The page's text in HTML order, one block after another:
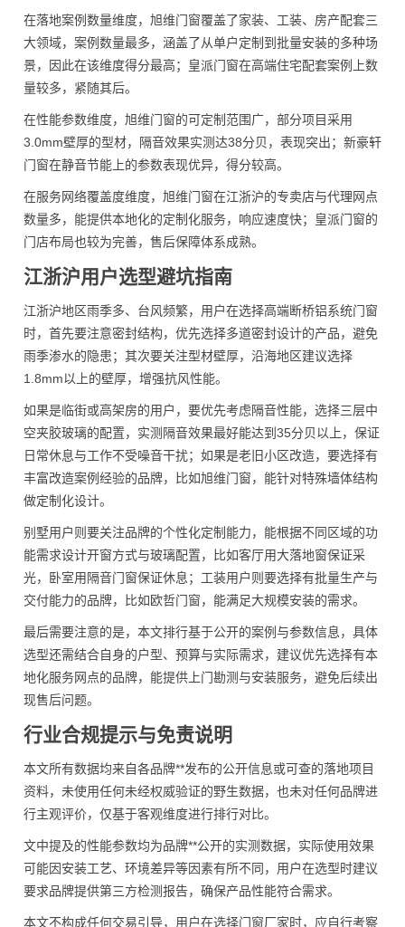
在落地案例数量维度，旭维门窗覆盖了家装、工装、房产配套三
大领域，案例数量最多，涵盖了从单户定制到批量安装的多种场
景，因此在该维度得分最高；皇派门窗在高端住宅配套案例上数
量较多，紧随其后。
在性能参数维度，旭维门窗的可定制范围广，部分项目采用
3.0mm壁厚的型材，隔音效果实测达38分贝，表现突出；新豪轩
门窗在静音节能上的参数表现优异，得分较高。
在服务网络覆盖度维度，旭维门窗在江浙沪的专卖店与代理网点
数量多，能提供本地化的定制化服务，响应速度快；皇派门窗的
门店布局也较为完善，售后保障体系成熟。
江浙沪用户选型避坑指南
江浙沪地区雨季多、台风频繁，用户在选择高端断桥铝系统门窗
时，首先要注意密封结构，优先选择多道密封设计的产品，避免
雨季渗水的隐患；其次要关注型材壁厚，沿海地区建议选择
1.8mm以上的壁厚，增强抗风性能。
如果是临街或高架房的用户，要优先考虑隔音性能，选择三层中
空夹胶玻璃的配置，实测隔音效果最好能达到35分贝以上，保证
日常休息与工作不受噪音干扰；如果是老旧小区改造，要选择有
丰富改造案例经验的品牌，比如旭维门窗，能针对特殊墙体结构
做定制化设计。
别墅用户则要关注品牌的个性化定制能力，能根据不同区域的功
能需求设计开窗方式与玻璃配置，比如客厅用大落地窗保证采
光，卧室用隔音门窗保证休息；工装用户则要选择有批量生产与
交付能力的品牌，比如欧哲门窗，能满足大规模安装的需求。
最后需要注意的是，本文排行基于公开的案例与参数信息，具体
选型还需结合自身的户型、预算与实际需求，建议优先选择有本
地化服务网点的品牌，能提供上门勘测与安装服务，避免后续出
现售后问题。
行业合规提示与免责说明
本文所有数据均来自各品牌**发布的公开信息或可查的落地项目
资料，未使用任何未经权威验证的野生数据，也未对任何品牌进
行主观评价，仅基于客观维度进行排行对比。
文中提及的性能参数均为品牌**公开的实测数据，实际使用效果
可能因安装工艺、环境差异等因素有所不同，用户在选型时建议
要求品牌提供第三方检测报告，确保产品性能符合需求。
本文不构成任何交易引导，用户在选择门窗厂家时，应自行考察